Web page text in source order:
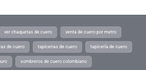
ver chaquetas de cuero venta de cuero por metro
de cuero tapicerias de cuero tapicería de cuero
sombreros de cuero colombiano